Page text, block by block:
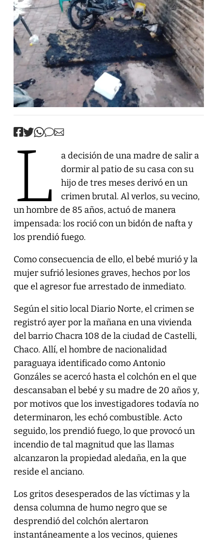
L
a decisión de una madre de salir a
dormir al patio de su casa con su
hijo de tres meses derivó en un
crimen brutal. Al verlos, su vecino,
un hombre de 85 años, actuó de manera
impensada: los roció con un bidón de nafta y
los prendió fuego.
Como consecuencia de ello, el bebé murió y la
mujer sufrió lesiones graves, hechos por los
que el agresor fue arrestado de inmediato.
Según el sitio local Diario Norte, el crimen se
registró ayer por la mañana en una vivienda
del barrio Chacra 108 de la ciudad de Castelli,
Chaco. Allí, el hombre de nacionalidad
paraguaya identificado como Antonio
Gonzáles se acercó hasta el colchón en el que
descansaban el bebé y su madre de 20 años y,
por motivos que los investigadores todavía no
determinaron, les echó combustible. Acto
seguido, los prendió fuego, lo que provocó un
incendio de tal magnitud que las llamas
alcanzaron la propiedad aledaña, en la que
reside el anciano.
Los gritos desesperados de las víctimas y la
densa columna de humo negro que se
desprendió del colchón alertaron
instantáneamente a los vecinos, quienes